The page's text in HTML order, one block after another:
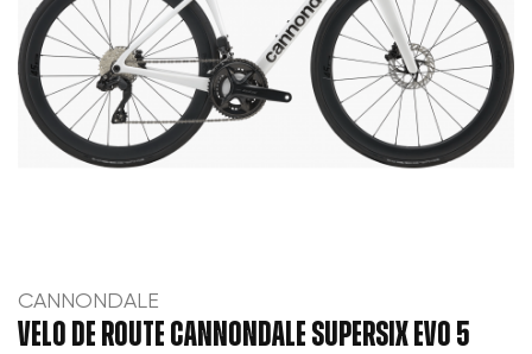
add_circle_outline Créer une nouvelle liste
Annuler
Créer une liste d'envies
((cancelText))
((modalDeleteText))
Annuler
Connexion
CANNONDALE
VELO DE ROUTE CANNONDALE SUPERSIX EVO 5